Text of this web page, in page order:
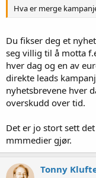
Hva er merge
Du fikser deg et
seg villig til å motta
hver dag og en av
direkte leads
nyhetsbrevene hver
overskudd over tid.
Det er jo stort sett
mmmedier gjør.
Tonny